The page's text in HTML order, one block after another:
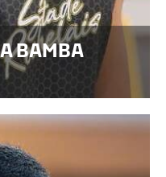
BAMBA